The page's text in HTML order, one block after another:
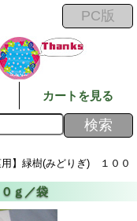
カートを見る
】緑樹(みどりぎ) １００